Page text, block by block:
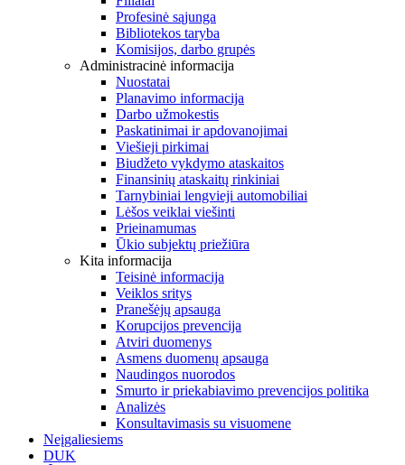
Profesinė sąjunga
Bibliotekos taryba
Komisijos, darbo grupės
Administracinė informacija
Nuostatai
Planavimo informacija
Darbo užmokestis
Paskatinimai ir apdovanojimai
Viešieji pirkimai
Biudžeto vykdymo ataskaitos
Finansinių ataskaitų rinkiniai
Tarnybiniai lengvieji automobiliai
Lėšos veiklai viešinti
Prieinamumas
Ūkio subjektų priežiūra
Kita informacija
Teisinė informacija
Veiklos sritys
Pranešėjų apsauga
Korupcijos prevencija
Atviri duomenys
Asmens duomenų apsauga
Naudingos nuorodos
Smurto ir priekabiavimo prevencijos politika
Analizės
Konsultavimasis su visuomene
Neįgaliesiems
DUK